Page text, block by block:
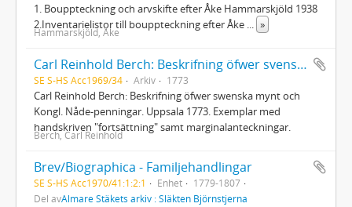
1. Bouppteckning och arvskifte efter Åke Hammarskjöld 1938
2.Inventarielistor till bouppteckning efter Åke
»
Hammarskjöld, Åke
Carl Reinhold Berch: Beskrifning öfwer svenska mynt...
SE S-HS Acc1969/34 Arkiv 1773
Carl Reinhold Berch: Beskrifning öfwer swenska mynt och
Kongl. Nåde-penningar. Uppsala 1773. Exemplar med
handskriven "fortsättning" samt marginalanteckningar.
Berch, Carl Reinhold
Brev/Biographica - Familjehandlingar
SE S-HS Acc1970/41:1:2:1 Enhet
1779-1807
Del avAlmare Stäkets arkiv : Släkten Björnstjerna